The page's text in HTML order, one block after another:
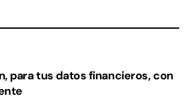
para tus datos financieros, con